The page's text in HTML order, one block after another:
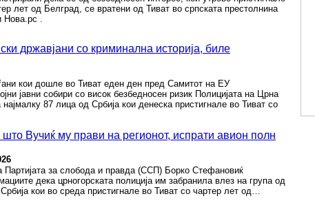
лет од Белград, се вратени од Тиват во српската престолнина
Нова.рс .
државјани со криминална историја, биле
кои дошле во Тиват еден ден пред Самитот на ЕУ
јавни собири со висок безбедносен ризик Полицијата на Црна
најмалку 87 лица од Србија кои денеска пристигнале во Тиват со
Вучиќ му прави на регионот, испрати авион полн
Партијата за слобода и правда (ССП) Борко Стефановиќ
дека црногорската полиција им забранила влез на група од
кои во среда пристигнале во Тиват со чартер лет од…